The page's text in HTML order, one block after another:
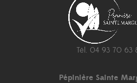
Tél. 04 93 70 63
Pépinière Sainte